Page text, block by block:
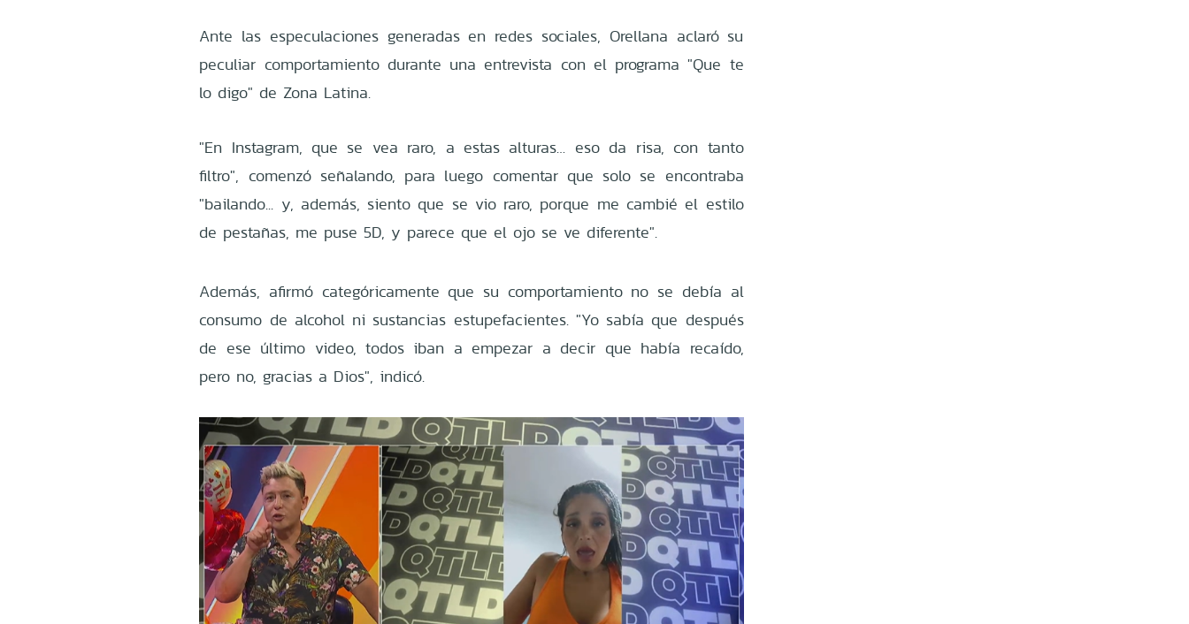
Ante las especulaciones generadas en redes sociales, Orellana aclaró su
peculiar comportamiento durante una entrevista con el programa "Que te
lo digo" de Zona Latina.
"En Instagram, que se vea raro, a estas alturas… eso da risa, con tanto
filtro", comenzó señalando, para luego comentar que solo se encontraba
"bailando... y, además, siento que se vio raro, porque me cambié el estilo
de pestañas, me puse 5D, y parece que el ojo se ve diferente".
Además, afirmó categóricamente que su comportamiento no se debía al
consumo de alcohol ni sustancias estupefacientes. "Yo sabía que después
de ese último video, todos iban a empezar a decir que había recaído,
pero no, gracias a Dios", indicó.